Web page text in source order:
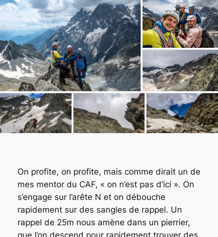
On profite, on profite, mais comme dirait un de
mes mentor du CAF, « on n’est pas d’ici ». On
s’engage sur l’arête N et on débouche
rapidement sur des sangles de rappel. Un
rappel de 25m nous amène dans un pierrier,